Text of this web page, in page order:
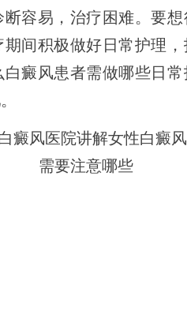
容易，治疗困难。要
间积极做好日常护理
癜风患者需做哪些日